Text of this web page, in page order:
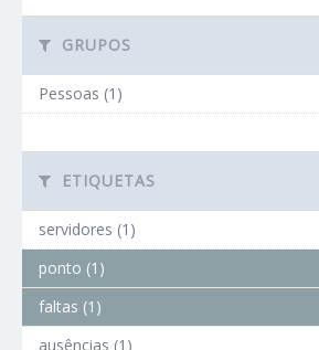
GRUPOS
Pessoas (1)
ETIQUETAS
servidores (1)
ponto (1)
faltas (1)
ausências (1)